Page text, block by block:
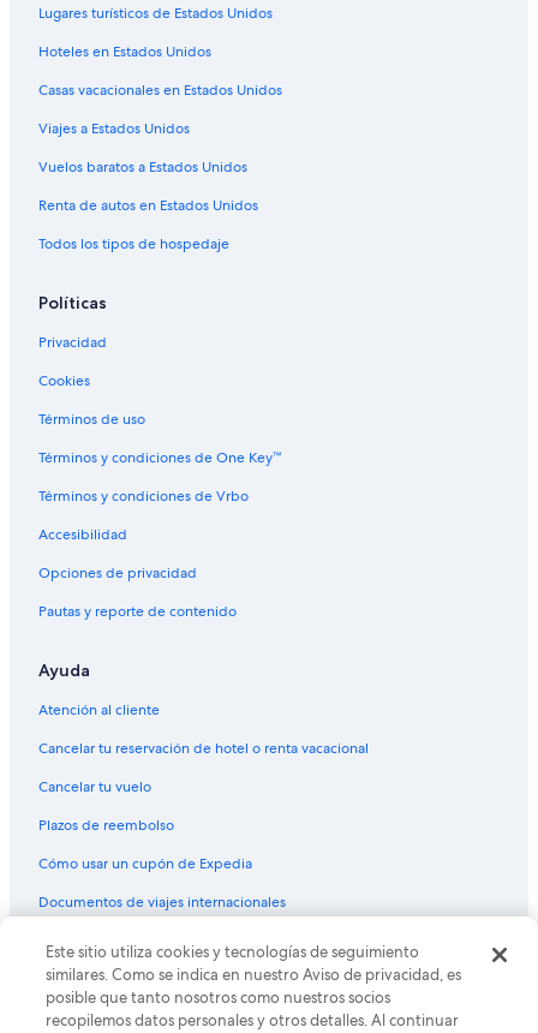
Hoteles de golf en Edimburgo
Hoteles familiares en Edimburgo
Hoteles históricos en Edimburgo
Hoteles baratos en Edimburgo
Hoteles con desayuno incluido en Edimburgo
Hoteles con estacionamiento en Edimburgo
Hoteles gay friendly en Edimburgo
Hoteles de La Quinta Inn & Suites en Edimburgo
Hoteles en Edimburgo
Cabañas en Columbus
Apartamentos en Columbus
Hoteles en la playa en Columbus
Hoteles familiares en Columbus
Hoteles románticos en Columbus
Hoteles baratos en Columbus
Hoteles con hidromasaje en Columbus
Hoteles cerca de viñedos en Columbus
Hoteles para bodas en Columbus
Hoteles que aceptan mascotas en Columbus
Hoteles en Columbus
Lugares turísticos de Estados Unidos
Hoteles en Estados Unidos
Casas vacacionales en Estados Unidos
Viajes a Estados Unidos
Vuelos baratos a Estados Unidos
Renta de autos en Estados Unidos
Todos los tipos de hospedaje
Políticas
Privacidad
Cookies
Términos de uso
Términos y condiciones de One Key™
Términos y condiciones de Vrbo
Accesibilidad
Opciones de privacidad
Pautas y reporte de contenido
Ayuda
Atención al cliente
Cancelar tu reservación de hotel o renta vacacional
Cancelar tu vuelo
Plazos de reembolso
Cómo usar un cupón de Expedia
Documentos de viajes internacionales
© 2026 Expedia, Inc., una empresa de Expedia Group. Todos los
derechos reservados. Expedia y el logo de Expedia son marcas
registradas o marcas comerciales de Expedia, Inc. CST# 2029030-50.
Este sitio utiliza cookies y tecnologías de seguimiento
similares. Como se indica en nuestro Aviso de privacidad, es
posible que tanto nosotros como nuestros socios
recopilemos datos personales y otros detalles. Al continuar